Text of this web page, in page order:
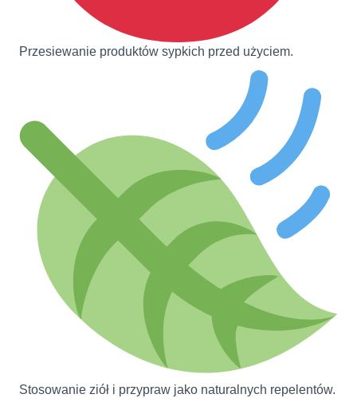
Przesiewanie produktów sypkich przed użyciem.
Stosowanie ziół i przypraw jako naturalnych repelentów.